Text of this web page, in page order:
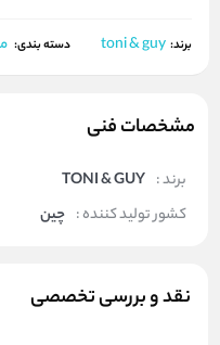
برند: toni & guy دسته بندی:
مشخصات فنی
برند : TONI & GUY
کشور تولید کننده : چین
نقد و بررسی تخصصی